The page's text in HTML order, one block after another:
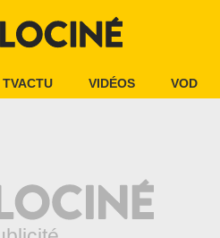
TVACTU VIDÉOS VOD